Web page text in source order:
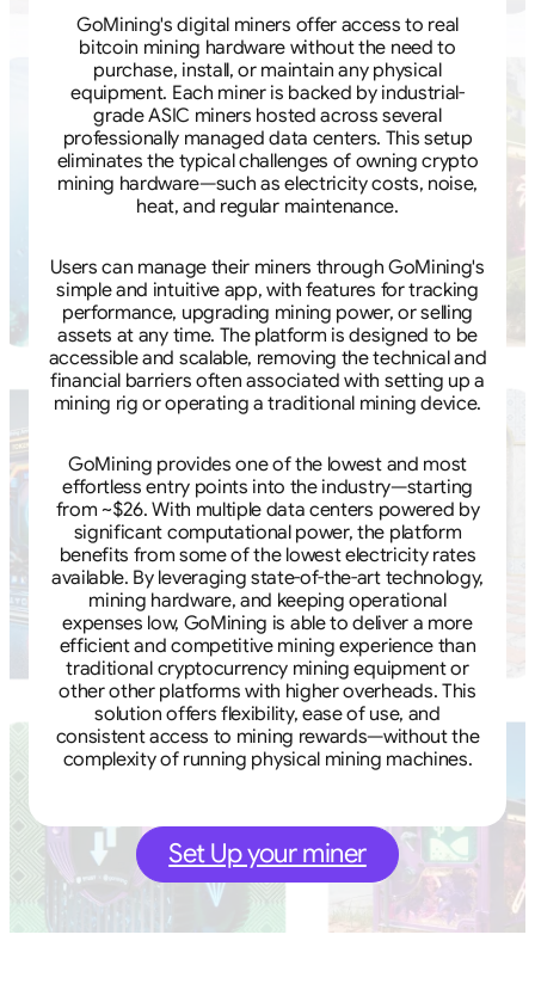
GoMining's digital miners offer access to real
bitcoin mining hardware without the need to
purchase, install, or maintain any physical
equipment. Each miner is backed by industrial-
grade ASIC miners hosted across several
professionally managed data centers. This setup
eliminates the typical challenges of owning crypto
mining hardware—such as electricity costs, noise,
heat, and regular maintenance.
Users can manage their miners through GoMining's
simple and intuitive app, with features for tracking
performance, upgrading mining power, or selling
assets at any time. The platform is designed to be
accessible and scalable, removing the technical and
financial barriers often associated with setting up a
mining rig or operating a traditional mining device.
GoMining provides one of the lowest and most
effortless entry points into the industry—starting
from ~$26. With multiple data centers powered by
significant computational power, the platform
benefits from some of the lowest electricity rates
available. By leveraging state-of-the-art technology,
mining hardware, and keeping operational
expenses low, GoMining is able to deliver a more
efficient and competitive mining experience than
traditional cryptocurrency mining equipment or
other other platforms with higher overheads. This
solution offers flexibility, ease of use, and
consistent access to mining rewards—without the
complexity of running physical mining machines.
Set Up your miner